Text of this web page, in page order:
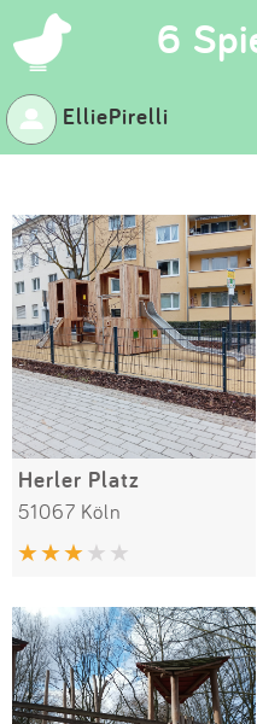
6
ElliePirelli
Herler Platz
51067 Köln